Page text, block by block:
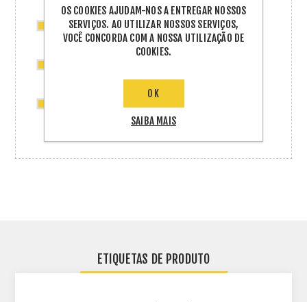
1 x Cabo 1x4mm2 1.8kv Cc Nbr 16 Vermelho
25m
2 x Kit Ceramico Smart 4,80m (Perfis 2,40m)
2 x Acessorio Ceramico Smart 2,40m Solar
ETIQUETAS DE PRODUTO
OS COOKIES AJUDAM-NOS A ENTREGAR NOSSOS
SERVIÇOS. AO UTILIZAR NOSSOS SERVIÇOS,
VOCÊ CONCORDA COM A NOSSA UTILIZAÇÃO DE
COOKIES.
OK
SAIBA MAIS